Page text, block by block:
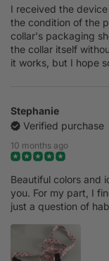
I received the
the condition of the
collar's packaging
the collar itself
it works, but I hope
Stephanie
Verified purchase
10 months ago
Beautiful colors and
you. For my part, I
just a question of